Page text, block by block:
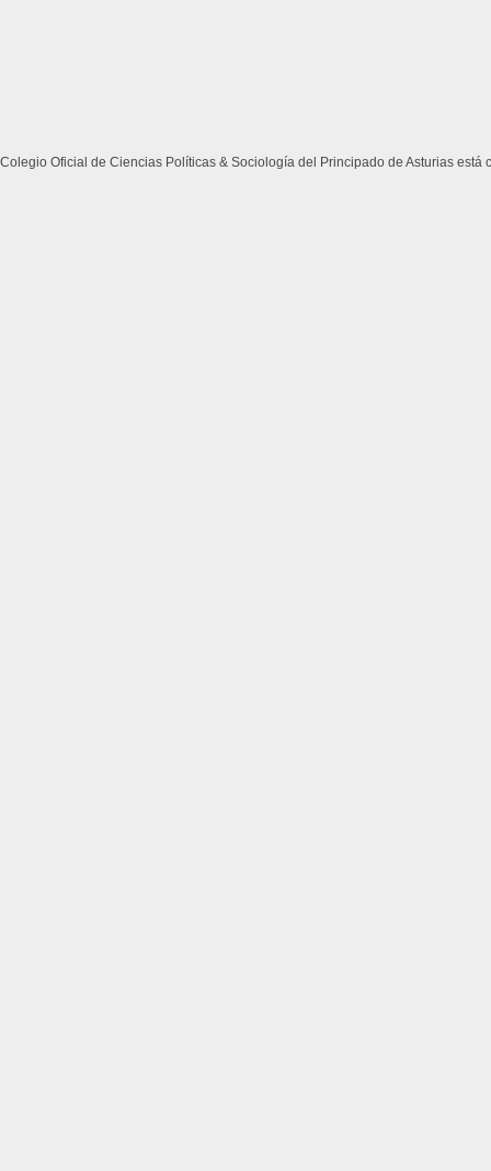
Colegio Oficial de Ciencias Políticas & Sociología del Principado de Asturias está